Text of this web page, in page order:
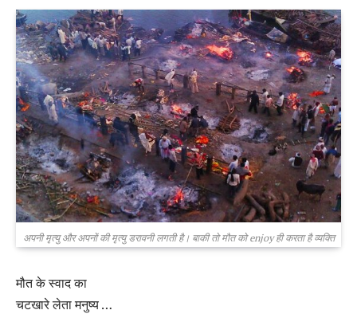
अपनी मृत्यु और अपनों की मृत्यु डरावनी लगती है। बाकी तो मौत को enjoy ही करता है व्यक्ति
मौत के स्वाद का
चटखारे लेता मनुष्य …